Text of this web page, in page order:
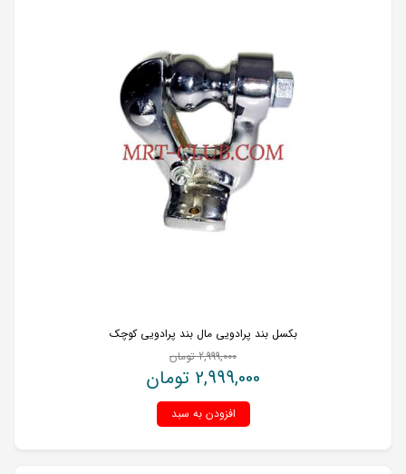
بکسل بند پرادویی مال بند پرادویی کوچک
2,999,000 تومان
2,999,000 تومان
افزودن به سبد